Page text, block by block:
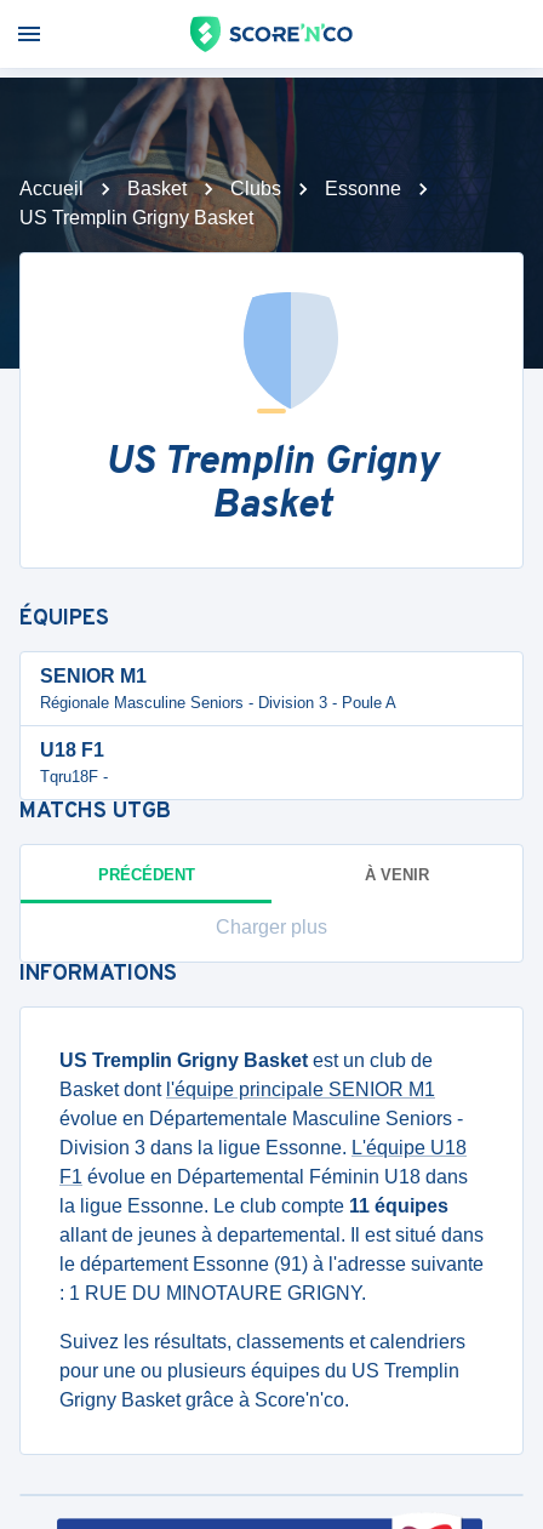
Accueil Basket Clubs
Essonne
US Tremplin Grigny Basket
US Tremplin Grigny
Basket
ÉQUIPES
SENIOR M1
Régionale Masculine Seniors - Division 3 - Poule A
U18 F1
Tqru18F -
MATCHS UTGB
PRÉCÉDENT À VENIR
Charger plus
INFORMATIONS
US Tremplin Grigny Basket est un club de
Basket dont l'équipe principale SENIOR M1
évolue en Départementale Masculine Seniors -
Division 3 dans la ligue Essonne. L'équipe U18
F1 évolue en Départemental Féminin U18 dans
la ligue Essonne. Le club compte 11 équipes
allant de jeunes à departemental. Il est situé dans
le département Essonne (91) à l'adresse suivante
: 1 RUE DU MINOTAURE GRIGNY.
Suivez les résultats, classements et calendriers
pour une ou plusieurs équipes du US Tremplin
Grigny Basket grâce à Score'n'co.